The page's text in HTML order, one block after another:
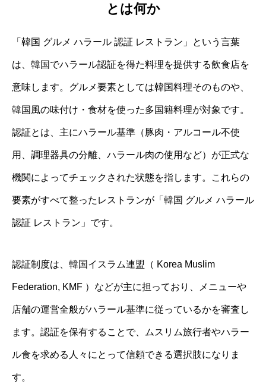
とは何か
「韓国 グルメ ハラール 認証 レストラン」という言葉
は、韓国でハラール認証を得た料理を提供する飲食店を
意味します。グルメ要素としては韓国料理そのものや、
韓国風の味付け・食材を使った多国籍料理が対象です。
認証とは、主にハラール基準（豚肉・アルコール不使
用、調理器具の分離、ハラール肉の使用など）が正式な
機関によってチェックされた状態を指します。これらの
要素がすべて整ったレストランが「韓国 グルメ ハラール
認証 レストラン」です。
認証制度は、韓国イスラム連盟（ Korea Muslim
Federation, KMF ）などが主に担っており、メニューや
店舗の運営全般がハラール基準に従っているかを審査し
ます。認証を保有することで、ムスリム旅行者やハラー
ル食を求める人々にとって信頼できる選択肢になりま
す。